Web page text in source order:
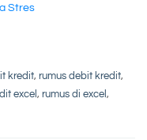
Stres
kredit, rumus debit kredit,
excel , rumus di excel ,